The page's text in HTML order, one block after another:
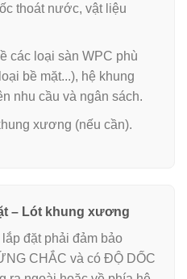
thoát nước, vật liệu
các loại sàn WPC phù
bề mặt...), hệ khung
nhu cầu và ngân sách.
xương (nếu cần).
– Lót khung xương
đặt phải đảm bảo
CHẮC và có ĐỘ DỐC